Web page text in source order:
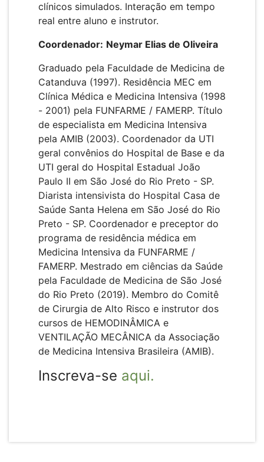
clínicos simulados. Interação em tempo
real entre aluno e instrutor.
Coordenador: Neymar Elias de Oliveira
Graduado pela Faculdade de Medicina de
Catanduva (1997). Residência MEC em
Clínica Médica e Medicina Intensiva (1998
- 2001) pela FUNFARME / FAMERP. Título
de especialista em Medicina Intensiva
pela AMIB (2003). Coordenador da UTI
geral convênios do Hospital de Base e da
UTI geral do Hospital Estadual João
Paulo II em São José do Rio Preto - SP.
Diarista intensivista do Hospital Casa de
Saúde Santa Helena em São José do Rio
Preto - SP. Coordenador e preceptor do
programa de residência médica em
Medicina Intensiva da FUNFARME /
FAMERP. Mestrado em ciências da Saúde
pela Faculdade de Medicina de São José
do Rio Preto (2019). Membro do Comitê
de Cirurgia de Alto Risco e instrutor dos
cursos de HEMODINÂMICA e
VENTILAÇÃO MECÂNICA da Associação
de Medicina Intensiva Brasileira (AMIB).
Inscreva-se aqui.